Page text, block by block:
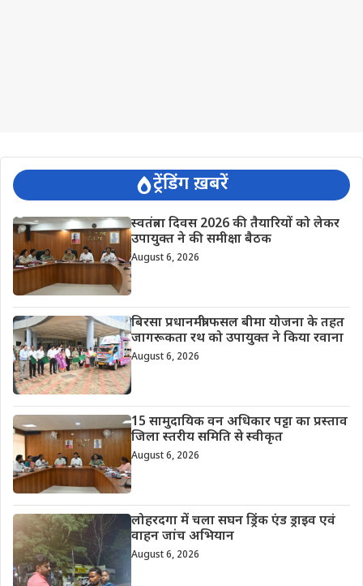
ट्रेंडिंग ख़बरें
स्वतंत्रता दिवस 2026 की तैयारियों को लेकर
उपायुक्त ने की समीक्षा बैठक
August 6, 2026
बिरसा प्रधानमंत्री फसल बीमा योजना के तहत
जागरूकता रथ को उपायुक्त ने किया रवाना
August 6, 2026
15 सामुदायिक वन अधिकार पट्टा का प्रस्ताव
जिला स्तरीय समिति से स्वीकृत
August 6, 2026
लोहरदगा में चला सघन ड्रिंक एंड ड्राइव एवं
वाहन जांच अभियान
August 6, 2026